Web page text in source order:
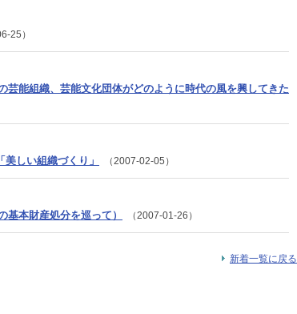
25）
能組織、芸能文化団体がどのように時代の風を興してきた
しい組織づくり」 （2007-02-05）
基本財産処分を巡って） （2007-01-26）
新着一覧に戻る